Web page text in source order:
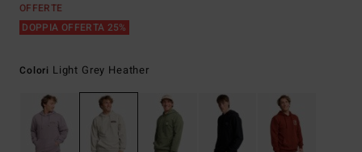
OFFERTE
DOPPIA OFFERTA 25%
Colori Light Grey Heather